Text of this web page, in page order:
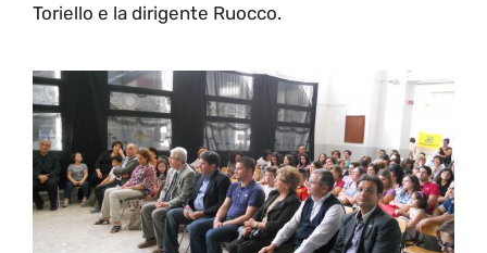
Toriello e la dirigente Ruocco.